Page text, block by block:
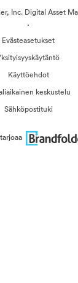
Inc. Digital Asset
·
Evästeasetukset
Käyttöehdot
keskustelu
Sähköpostituki